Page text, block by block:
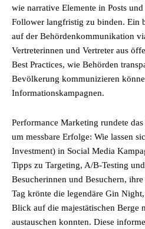
wie narrative Elemente in Posts
Follower langfristig zu binden. Ein
auf der Behördenkommunikation
Vertreterinnen und Vertreter aus
Best Practices, wie Behörden
Bevölkerung kommunizieren
Informationskampagnen.
Performance Marketing rundete
um messbare Erfolge: Wie lassen
Investment) in Social Media
Tipps zu Targeting, A/B-Testing
Besucherinnen und Besuchern,
Tag krönte die legendäre Gin
Blick auf die majestätischen Berge
austauschen konnten. Diese